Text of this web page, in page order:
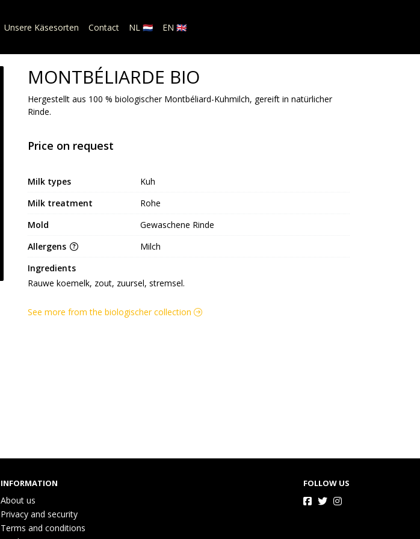
Unsere Käsesorten Contact NL 🇳🇱 EN 🇬🇧
MONTBÉLIARDE BIO
Hergestellt aus 100 % biologischer Montbéliard-Kuhmilch, gereift in natürlicher
Rinde.
Price on request
Milk types
Kuh
Milk treatment
Rohe
Mold
Gewaschene Rinde
Allergens
Milch
Ingredients
Rauwe koemelk, zout, zuursel, stremsel.
See more from the biologischer collection
INFORMATION
About us
Privacy and security
Terms and conditions
FOLLOW US